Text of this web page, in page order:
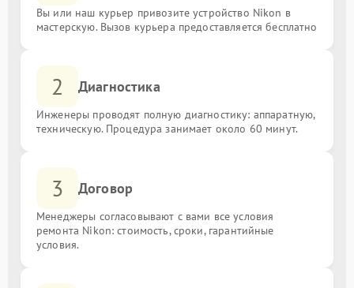
Вы или наш курьер привозите устройство Nikon в
мастерскую. Вызов курьера предоставляется бесплатно
2 Диагностика
Инженеры проводят полную диагностику: аппаратную,
техническую. Процедура занимает около 60 минут.
3 Договор
Менеджеры согласовывают с вами все условия
ремонта Nikon: стоимость, сроки, гарантийные
условия.